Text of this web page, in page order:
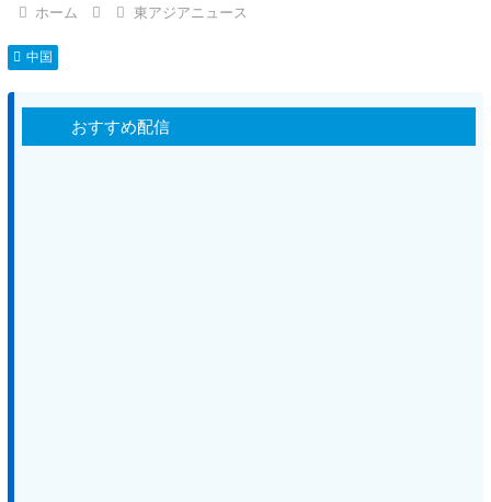
ホーム 東アジアニュース
中国
おすすめ配信